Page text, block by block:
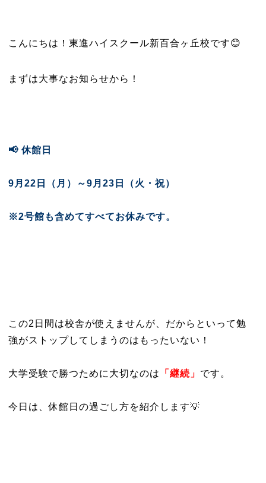
こんにちは！東進ハイスクール新百合ヶ丘校です😊
まずは大事なお知らせから！
📢 休館日
9月22日（月）～9月23日（火・祝）
※2号館も含めてすべてお休みです。
この2日間は校舎が使えませんが、だからといって勉
強がストップしてしまうのはもったいない！
大学受験で勝つために大切なのは 「継続」 です。
今日は、休館日の過ごし方を紹介します💡